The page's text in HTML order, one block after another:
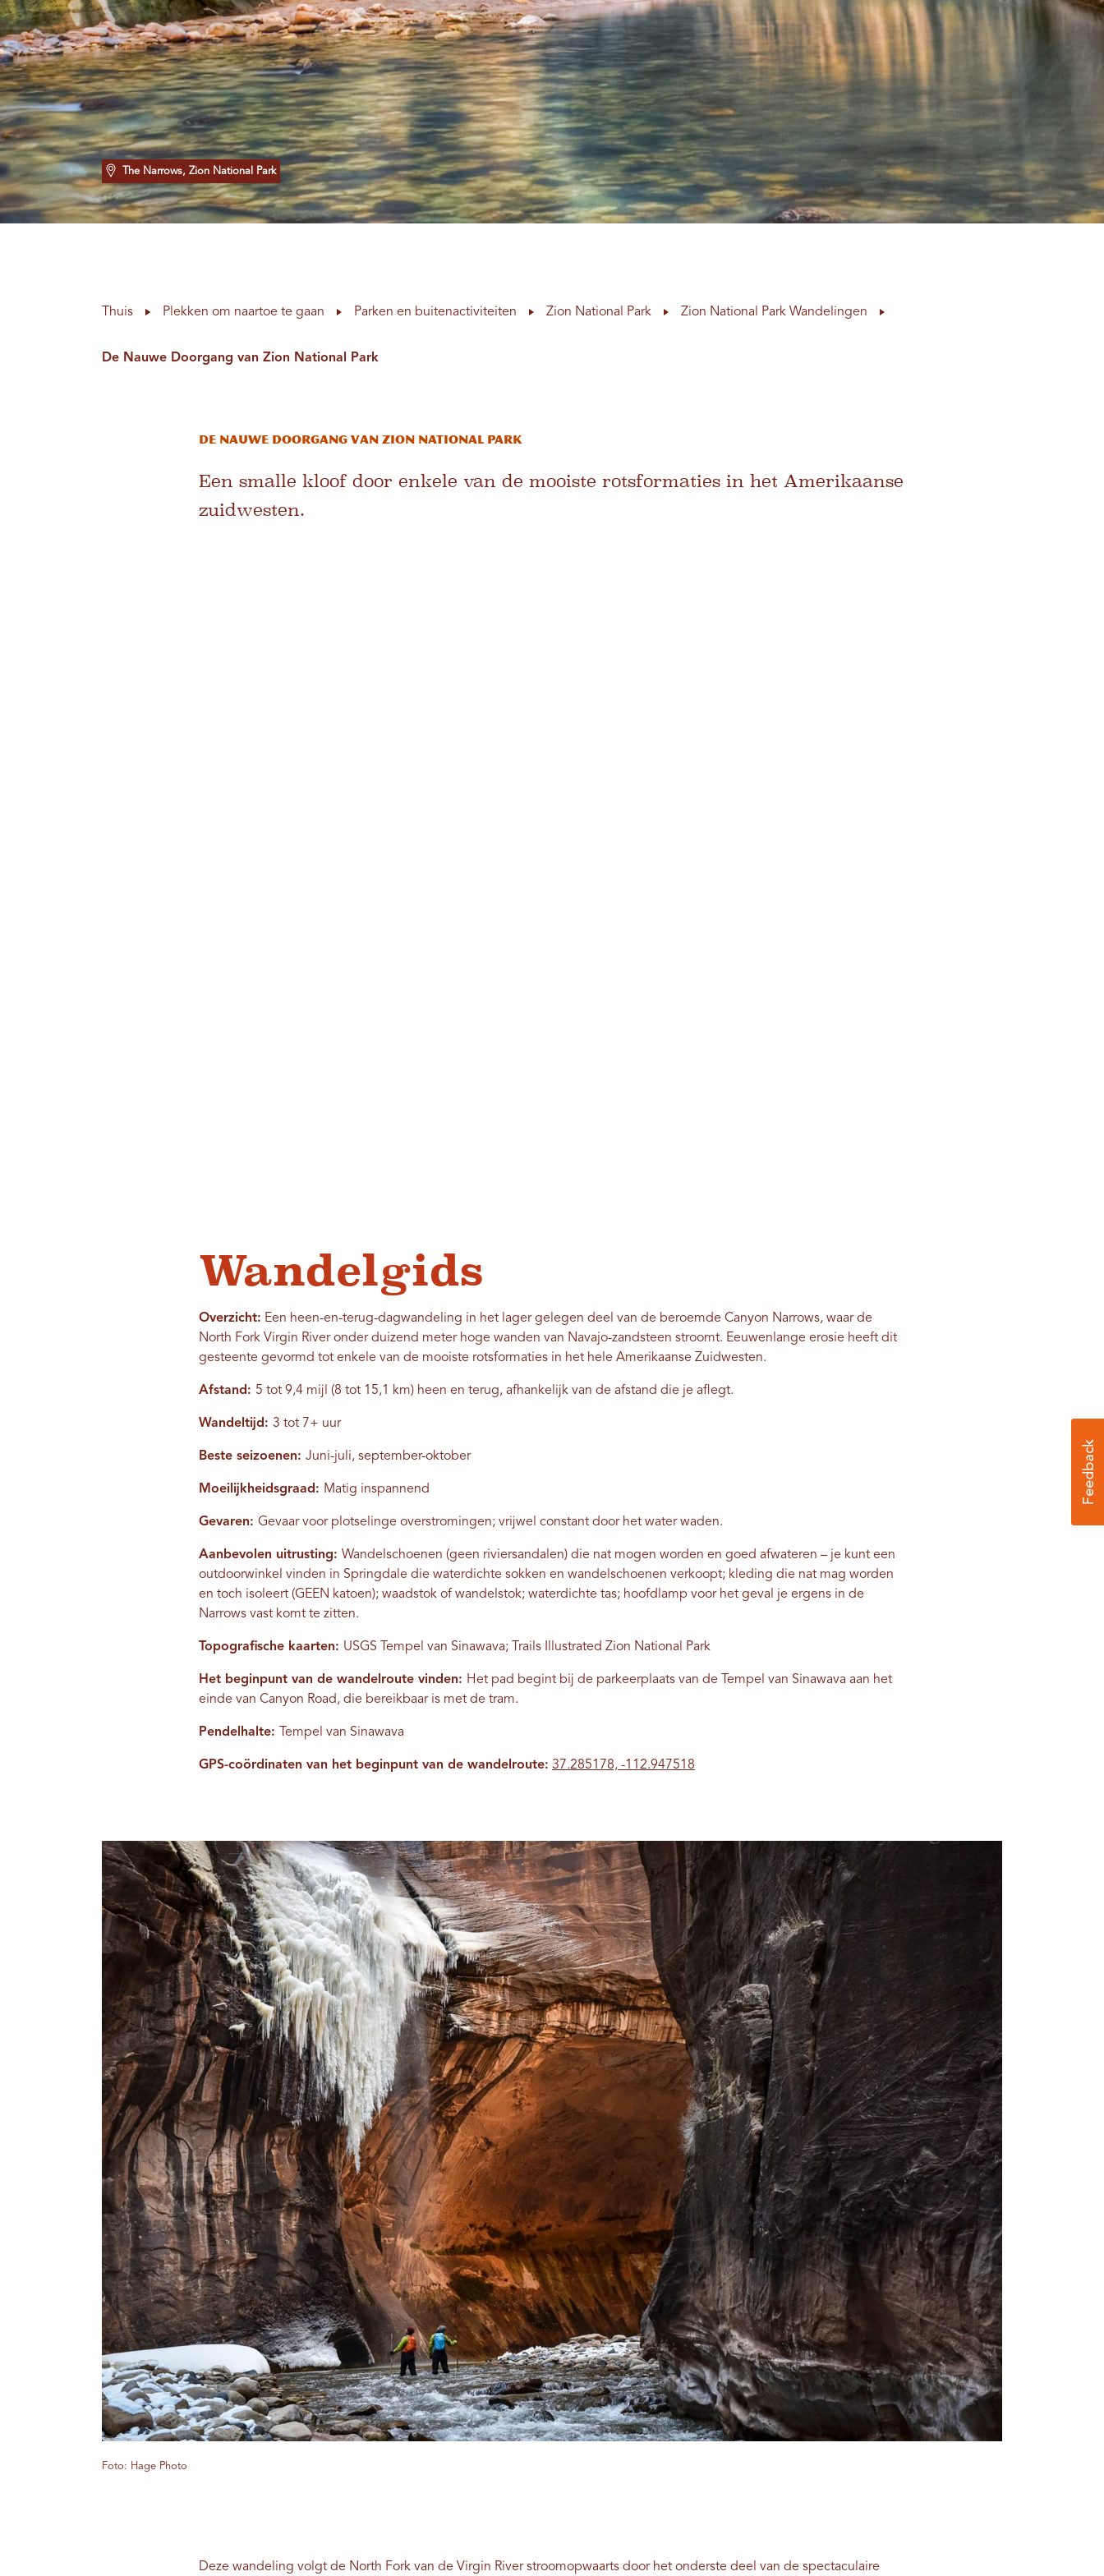
The Narrows, Zion National Park
Thuis Plekken om naartoe te gaan Parken en buitenactiviteiten Zion National Park Zion National Park Wandelingen
De Nauwe Doorgang van Zion National Park
De Nauwe Doorgang van Zion National Park
Een smalle kloof door enkele van de mooiste rotsformaties in het Amerikaanse
zuidwesten.
Wandelgids
Overzicht: Een heen-en-terug-dagwandeling in het lager gelegen deel van de beroemde Canyon Narrows, waar de
North Fork Virgin River onder duizend meter hoge wanden van Navajo-zandsteen stroomt. Eeuwenlange erosie heeft dit
gesteente gevormd tot enkele van de mooiste rotsformaties in het hele Amerikaanse Zuidwesten.
Afstand: 5 tot 9,4 mijl (8 tot 15,1 km) heen en terug, afhankelijk van de afstand die je aflegt.
Wandeltijd: 3 tot 7+ uur
Beste seizoenen: Juni-juli, september-oktober
Moeilijkheidsgraad: Matig inspannend
Gevaren: Gevaar voor plotselinge overstromingen; vrijwel constant door het water waden.
Aanbevolen uitrusting: Wandelschoenen (geen riviersandalen) die nat mogen worden en goed afwateren – je kunt een
outdoorwinkel vinden in Springdale die waterdichte sokken en wandelschoenen verkoopt; kleding die nat mag worden
en toch isoleert (GEEN katoen); waadstok of wandelstok; waterdichte tas; hoofdlamp voor het geval je ergens in de
Narrows vast komt te zitten.
Topografische kaarten: USGS Tempel van Sinawava; Trails Illustrated Zion National Park
Het beginpunt van de wandelroute vinden: Het pad begint bij de parkeerplaats van de Tempel van Sinawava aan het
einde van Canyon Road, die bereikbaar is met de tram.
Pendelhalte: Tempel van Sinawava
GPS-coördinaten van het beginpunt van de wandelroute: 37.285178, -112.947518
Foto: Hage Photo
Deze wandeling volgt de North Fork van de Virgin River stroomopwaarts door het onderste deel van de spectaculaire